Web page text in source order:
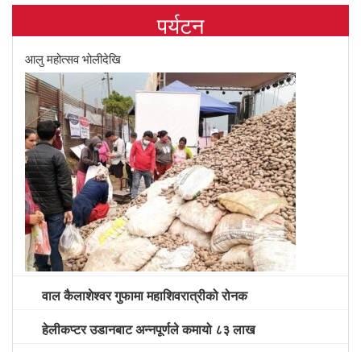
पर्यटन
आलु महोत्सव भोलीदेखि
वाल कैलाशेश्वर गुफामा महाशिवरात्रीको रोनक
हेलीकप्टर उडानबाट अन्नपूर्णले कमायो ८३ लाख